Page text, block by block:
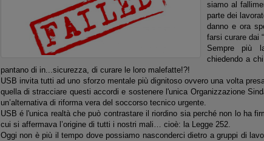
siamo al
parte dei
danno e ora
farsi curare dai
Sempre più
chiedendo a
pantano di in...sicurezza, di curare le loro malefatte!?!
USB invita tutti ad uno sforzo mentale più dignitoso ovvero una volta
quella di stracciare questi accordi e sostenere l'unica Organizzazione
un’alternativa di riforma vera del soccorso tecnico urgente.
USB é l'unica realtà che può contrastare il riordino sia perché non lo ha
cui si affermava l’origine di tutti i nostri mali… cioè: la Legge 252.
Oggi non è più il tempo dove possiamo nasconderci dietro a gruppi di